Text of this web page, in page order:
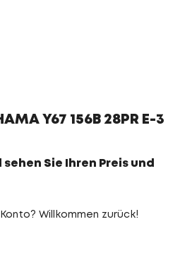
Y67 156B 28PR E-3
sehen Sie Ihren Preis und
Willkommen zurück!